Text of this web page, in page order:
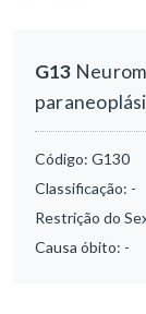
G13
Código: G130
Classificação: -
Restrição do
Causa óbito: -